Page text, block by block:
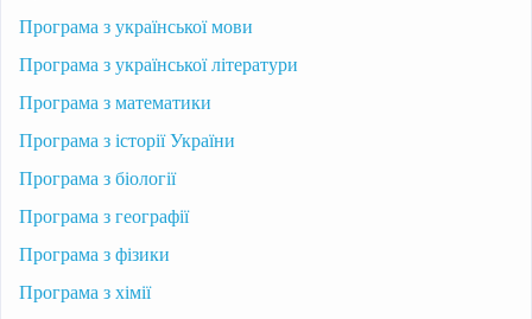
Програма з української мови
Програма з української літератури
Програма з математики
Програма з історії України
Програма з біології
Програма з географії
Програма з фізики
Програма з хімії